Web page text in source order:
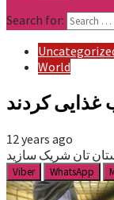
Search for:
World
غذایی کردند
12 years ago
تان شریک سازید
Viber WhatsApp